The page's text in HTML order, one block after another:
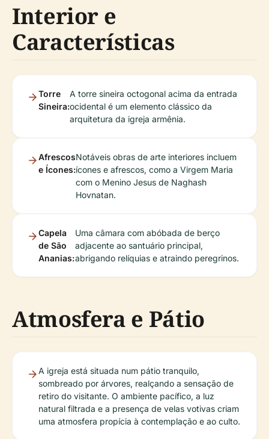
Interior e
Características
Torre
Sineira:
A torre sineira octogonal acima da entrada
ocidental é um elemento clássico da
arquitetura da igreja armênia.
Afrescos
e Ícones:
Notáveis obras de arte interiores incluem
ícones e afrescos, como a Virgem Maria
com o Menino Jesus de Naghash
Hovnatan.
Capela
de São
Ananias:
Uma câmara com abóbada de berço
adjacente ao santuário principal,
abrigando relíquias e atraindo peregrinos.
Atmosfera e Pátio
A igreja está situada num pátio tranquilo,
sombreado por árvores, realçando a sensação de
retiro do visitante. O ambiente pacífico, a luz
natural filtrada e a presença de velas votivas criam
uma atmosfera propícia à contemplação e ao culto.